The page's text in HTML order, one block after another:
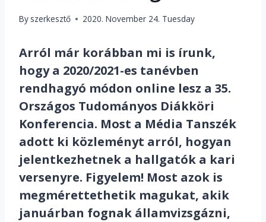
By szerkesztő 2020. November 24. Tuesday
Arról már korábban mi is írunk,
hogy a 2020/2021-es tanévben
rendhagyó módon online lesz a 35.
Országos Tudományos Diákköri
Konferencia. Most a Média Tanszék
adott ki közleményt arról, hogyan
jelentkezhetnek a hallgatók a kari
versenyre. Figyelem! Most azok is
megmérettethetik magukat, akik
januárban fognak államvizsgázni,